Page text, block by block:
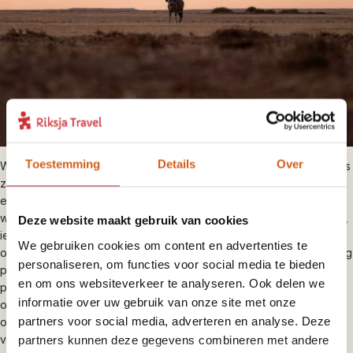
Toestemming Details Over
Deze website maakt gebruik van cookies
We gebruiken cookies om content en advertenties te
personaliseren, om functies voor social media te bieden
en om ons websiteverkeer te analyseren. Ook delen we
informatie over uw gebruik van onze site met onze
partners voor social media, adverteren en analyse. Deze
partners kunnen deze gegevens combineren met andere
Wandel over de kleurrijke Waterberg
in Namibië. Deze tafelberg is
zo’n 150 meter hoog en wel 50 kilometer lang! Daarom is het ook
echt een hoogtepunt van Namibië. In het gebied kun je eerst
wandelen in het Waterberg Camp NWR, van korte tot lange routes,
iedereen kan op zijn eigen tempo wandelen en het gebied
ontdekken. Helemaal bovenaan de berg vind je ook het Waterberg
plateau, na het lange wandelen word je hier beloond met het
prachtige uitzicht over het hele gebied. Tijdens het hiken spot je
ook allerlei dieren, zoals giraffen, luipaarden en neushoorns. Dit is
ook een van de weinige plekken in Namibië waar buffels
voorkomen, de Waterberg biedt dus echt de mogelijkheid tot een